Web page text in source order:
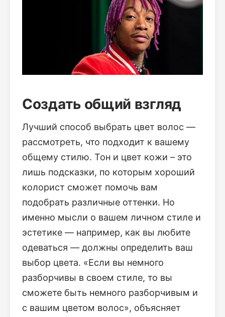
Создать общий взгляд
Лучший способ выбрать цвет волос —
рассмотреть, что подходит к вашему
общему стилю. Тон и цвет кожи – это
лишь подсказки, по которым хороший
колорист сможет помочь вам
подобрать различные оттенки. Но
именно мысли о вашем личном стиле и
эстетике — например, как вы любите
одеваться — должны определить ваш
выбор цвета. «Если вы немного
разборчивы в своем стиле, то вы
сможете быть немного разборчивым и
с вашим цветом волос», объясняет